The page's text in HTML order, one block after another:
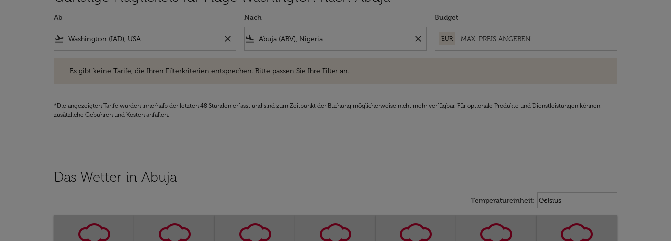
Ab
flight_takeoff close
Nach
flight_land close
Budget
EUR
Es gibt keine Tarife, die Ihren Filterkriterien entsprechen. Bitte passen Sie Ihre Filter an.
*Die angezeigten Tarife wurden innerhalb der letzten 48 Stunden erfasst und sind zum Zeitpunkt der Buchung möglicherweise nicht mehr verfügbar. Für optionale Produkte und Dienstleistungen können
zusätzliche Gebühren und Kosten anfallen.
Das Wetter in Abuja
Temperatureinheit: Weather unit option Celsius
Celsius
keyboard_arrow_down